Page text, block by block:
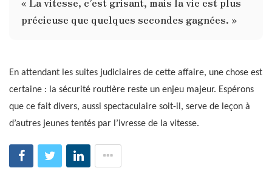
précieuse que quelques secondes gagnées. »
En attendant les suites judiciaires de cette affaire, une chose est
certaine : la sécurité routière reste un enjeu majeur. Espérons
que ce fait divers, aussi spectaculaire soit-il, serve de leçon à
d’autres jeunes tentés par l’ivresse de la vitesse.